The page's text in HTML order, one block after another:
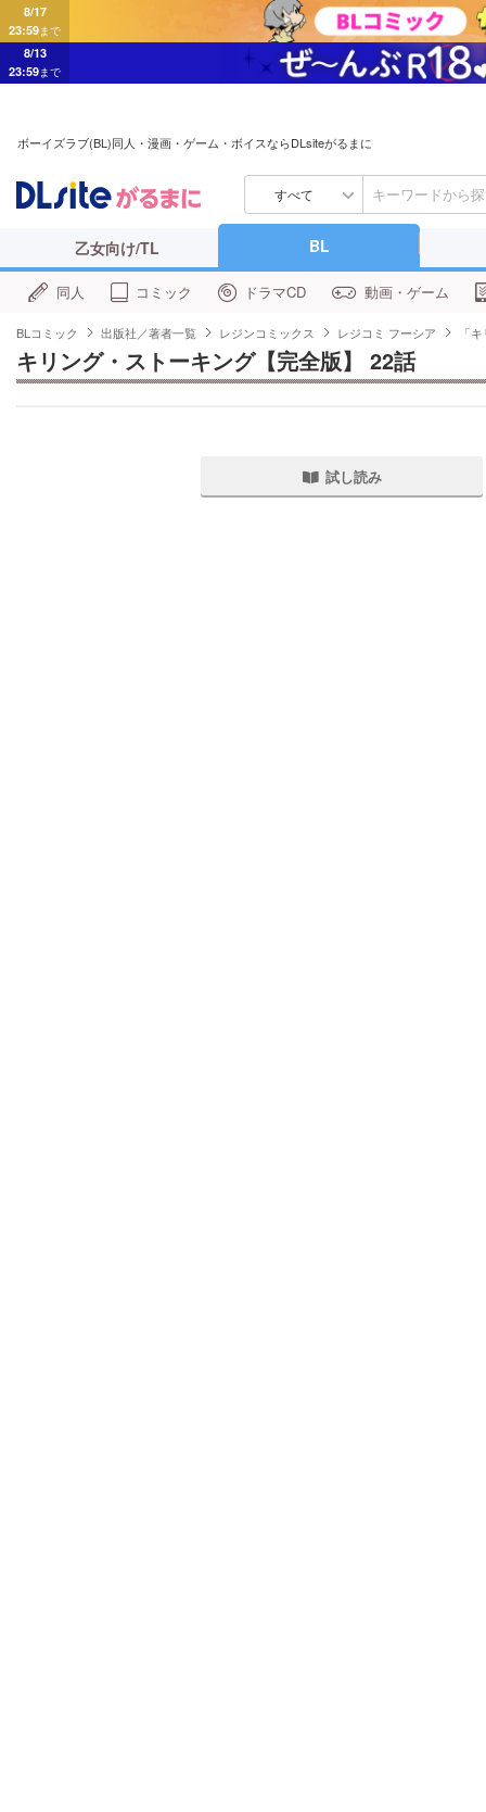
8/17
23:59まで
8/13
23:59まで
ボーイズラブ(BL)同人・漫画・ゲーム・ボイスならDLsiteがるまに
すべて
乙女向け/TL BL
同人 コミック ドラマCD 動画・ゲーム
BLコミック 出版社／著者一覧 レジンコミックス レジコミ フーシア 「
キリング・ストーキング【完全版】 22話
試し読み